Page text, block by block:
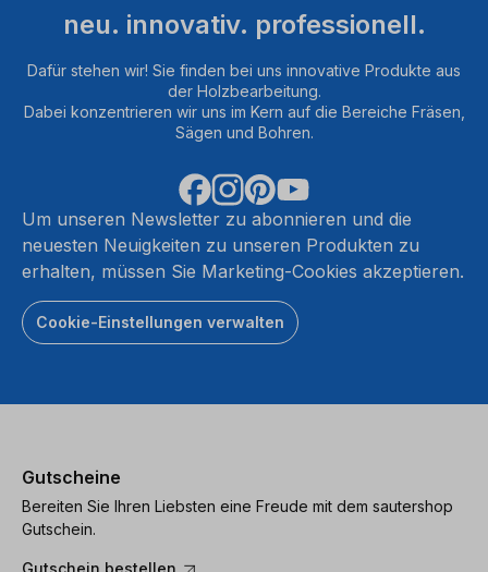
neu. innovativ. professionell.
Dafür stehen wir! Sie finden bei uns innovative Produkte aus
der Holzbearbeitung.
Dabei konzentrieren wir uns im Kern auf die Bereiche Fräsen,
Sägen und Bohren.
Um unseren Newsletter zu abonnieren und die
neuesten Neuigkeiten zu unseren Produkten zu
erhalten, müssen Sie Marketing-Cookies akzeptieren.
Cookie-Einstellungen verwalten
Gutscheine
Bereiten Sie Ihren Liebsten eine Freude mit dem sautershop
Gutschein.